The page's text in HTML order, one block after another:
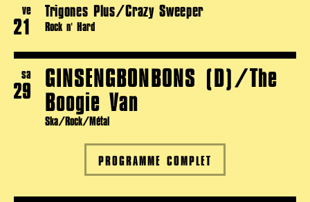
ve
21
Trigones Plus/Crazy Sweeper
Rock n' Hard
sa
29 GINSENGBONBONS (D)/The
Boogie Van
Ska/Rock/Métal
PROGRAMME COMPLET